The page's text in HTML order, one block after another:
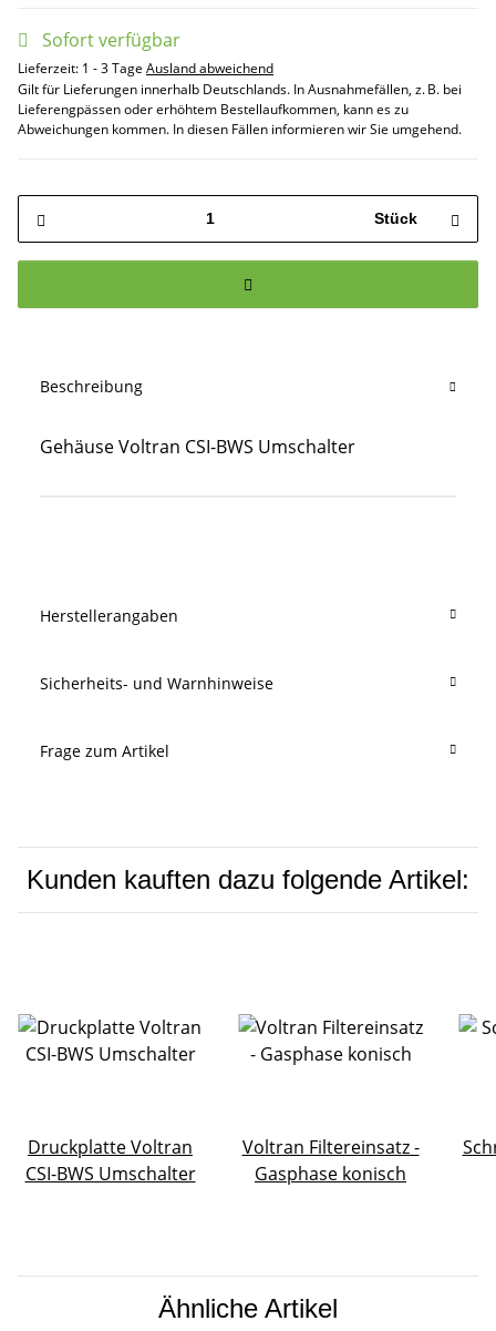
Sofort verfügbar
Lieferzeit: 1 - 3 Tage Ausland abweichend
Gilt für Lieferungen innerhalb Deutschlands. In Ausnahmefällen, z. B. bei
Lieferengpässen oder erhöhtem Bestellaufkommen, kann es zu
Abweichungen kommen. In diesen Fällen informieren wir Sie umgehend.
Stück
Beschreibung
Gehäuse Voltran CSI-BWS Umschalter
Herstellerangaben
Sicherheits- und Warnhinweise
Frage zum Artikel
Kunden kauften dazu folgende Artikel:
Druckplatte Voltran
CSI-BWS Umschalter
Voltran Filtereinsatz -
Gasphase konisch
Ähnliche Artikel